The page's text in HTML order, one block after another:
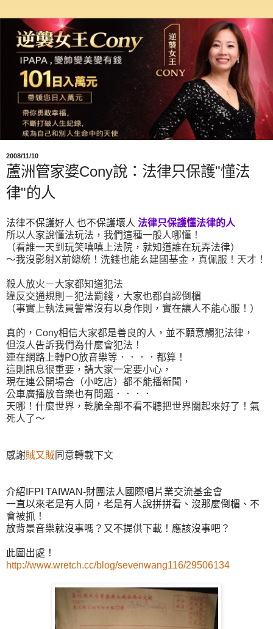
2008/11/10
蘆洲管家婆Cony說：法律只保護"懂法
律"的人
法律不保護好人 也不保護壞人 法律只保護懂法律的人
所以人家說懂法玩法，我們這種一般人哪懂！
（看誰一天到玩笑嘻嘻上法院，就知道誰在玩弄法律）
～我沒影射X前總統！洗錢也能ㄠ建國基金，真佩服！天才！
殺人放火－大家都知道犯法
違反交通規則－犯法罰錢，大家也都自認倒楣
（事實上執法員警常沒有以身作則，實在讓人不能心服！）
真的，Cony相信大家都是善良的人，並不願意觸犯法律，
但沒人告訴我們為什麼會犯法！
連在網路上轉PO放音樂等．．．．都算！
這則訊息很重要，請大家一定要小心，
現在連公開場合（小吃店）都不能播新聞，
公車廣播放音樂也有問題．．．．
天哪！什麼世界，乾脆全部不看不聽把世界關起來好了！氣
死人了～
感謝賊又賊同意轉載下文
介紹IFPI TAIWAN-財團法人國際唱片業交流基金會
一直以來老是有人問，老是有人說拼拼看、沒那麼倒楣、不
會被抓！
放背景音樂就沒事嗎？又不提供下載！應該沒事吧？
此圖出處！
http://www.wretch.cc/blog/sevenwang116/29506134